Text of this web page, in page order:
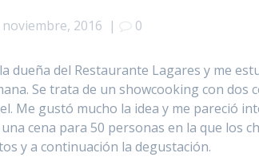
noviembre, 2016 | 0
dueña del Restaurante Lagares y me
Se trata de un showcooking con dos
Me gustó mucho la idea y me pareció
cena para 50 personas en la que los
y a continuación la degustación.